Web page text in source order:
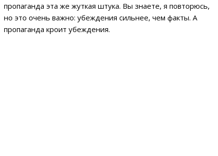
пропаганда эта же жуткая штука. Вы знаете, я повторюсь,
но это очень важно: убеждения сильнее, чем факты. А
пропаганда кроит убеждения.